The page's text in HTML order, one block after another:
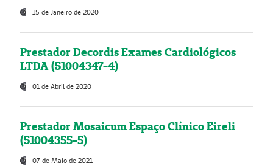
15 de Janeiro de 2020
Prestador Decordis Exames Cardiológicos
LTDA (51004347-4)
01 de Abril de 2020
Prestador Mosaicum Espaço Clínico Eireli
(51004355-5)
07 de Maio de 2021